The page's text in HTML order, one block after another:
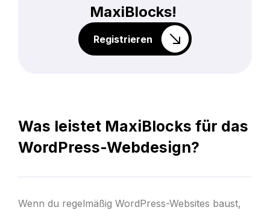
MaxiBlocks!
Registrieren
Was leistet MaxiBlocks für das
WordPress-Webdesign?
Wenn du regelmäßig WordPress-Websites baust,